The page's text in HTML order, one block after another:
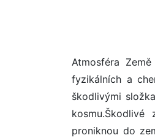
Atmosféra
fyzikálních a
škodlivými
proniknou do